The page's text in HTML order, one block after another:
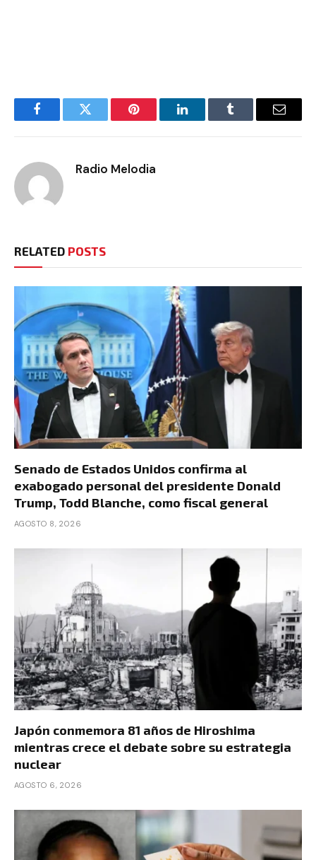
FacebookTwitter Pinterest LinkedInTumblr Email
Radio Melodia
RELATED POSTS
Senado de Estados Unidos confirma al
exabogado personal del presidente Donald
Trump, Todd Blanche, como fiscal general
AGOSTO 8, 2026
Japón conmemora 81 años de Hiroshima
mientras crece el debate sobre su estrategia
nuclear
AGOSTO 6, 2026